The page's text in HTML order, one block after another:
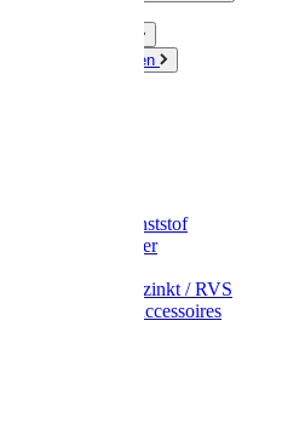
Knaagdieren
Emmer kunststof
Schepemmer
Emmer verzinkt / RVS
Regenton accessoires